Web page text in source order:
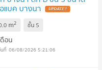
แบค บางนา
m2 ชั้น 5
อน
06/08/2026 5:21:06